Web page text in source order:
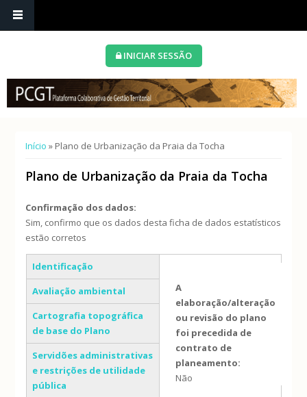
INICIAR SESSÃO
Está aqui
Início » Plano de Urbanização da Praia da Tocha
Plano de Urbanização da Praia da Tocha
Confirmação dos dados:
Sim, confirmo que os dados desta ficha de dados estatísticos
estão corretos
Separadores verticais
Identificação
Avaliação ambiental
Cartografia topográfica
de base do Plano
Servidões administrativas
e restrições de utilidade
pública
A
elaboração/alteração
ou revisão do plano
foi precedida de
contrato de
planeamento:
Não